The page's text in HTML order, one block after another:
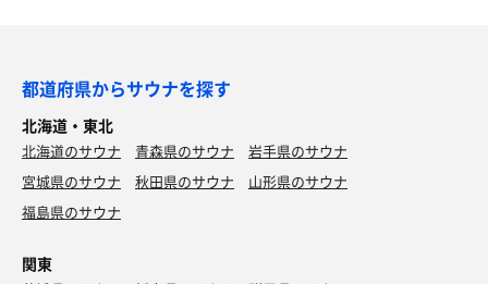
都道府県からサウナを探す
北海道・東北
北海道のサウナ 青森県のサウナ
岩手県のサウナ
宮城県のサウナ
秋田県のサウナ
山形県のサウナ
福島県のサウナ
関東